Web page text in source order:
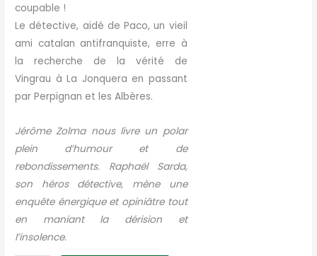
coupable !
Le détective, aidé de Paco, un vieil
ami catalan antifranquiste, erre à
la recherche de la vérité de
Vingrau à La Jonquera en passant
par Perpignan et les Albères.
Jérôme Zolma nous livre un polar
plein d’humour et de
rebondissements. Raphaël Sarda,
son héros détective, mène une
enquête énergique et opiniâtre tout
en maniant la dérision et
l’insolence.